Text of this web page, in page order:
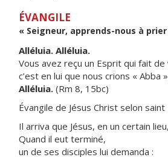
ÉVANGILE
« Seigneur, apprends-nous à prier
Alléluia. Alléluia.
Vous avez reçu un Esprit qui fait
c’est en lui que nous crions « Abba
Alléluia. (Rm 8, 15bc)
Évangile de Jésus Christ selon saint
Il arriva que Jésus, en un certain
Quand il eut terminé,
un de ses disciples lui demanda :